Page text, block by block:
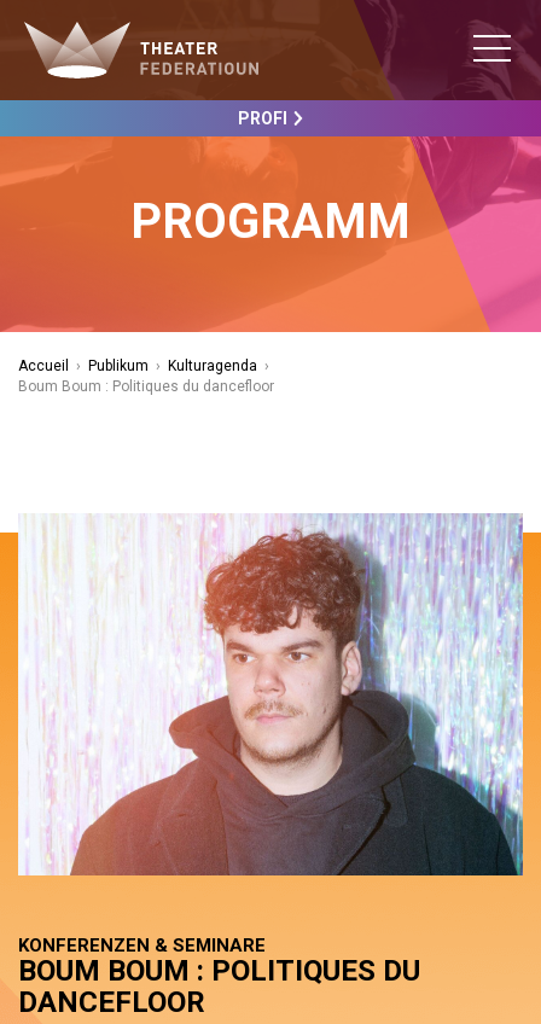
PROFI
PROGRAMM
Accueil › Publikum › Kulturagenda ›
Boum Boum : Politiques du dancefloor
KONFERENZEN & SEMINARE
BOUM BOUM : POLITIQUES DU
DANCEFLOOR